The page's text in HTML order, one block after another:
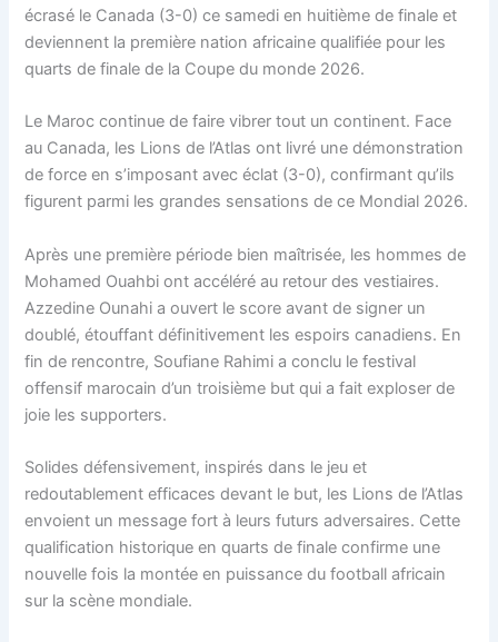
écrasé le Canada (3-0) ce samedi en huitième de finale et
deviennent la première nation africaine qualifiée pour les
quarts de finale de la Coupe du monde 2026.
Le Maroc continue de faire vibrer tout un continent. Face
au Canada, les Lions de l’Atlas ont livré une démonstration
de force en s’imposant avec éclat (3-0), confirmant qu’ils
figurent parmi les grandes sensations de ce Mondial 2026.
Après une première période bien maîtrisée, les hommes de
Mohamed Ouahbi ont accéléré au retour des vestiaires.
Azzedine Ounahi a ouvert le score avant de signer un
doublé, étouffant définitivement les espoirs canadiens. En
fin de rencontre, Soufiane Rahimi a conclu le festival
offensif marocain d’un troisième but qui a fait exploser de
joie les supporters.
Solides défensivement, inspirés dans le jeu et
redoutablement efficaces devant le but, les Lions de l’Atlas
envoient un message fort à leurs futurs adversaires. Cette
qualification historique en quarts de finale confirme une
nouvelle fois la montée en puissance du football africain
sur la scène mondiale.